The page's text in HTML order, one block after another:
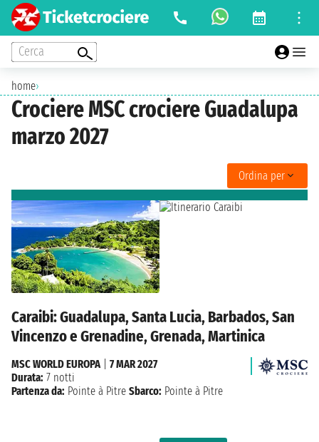
Cerca
home›
Crociere MSC crociere Guadalupa
marzo 2027
Ordina per
Caraibi: Guadalupa, Santa Lucia, Barbados, San
Vincenzo e Grenadine, Grenada, Martinica
MSC WORLD EUROPA
7 MAR 2027
Durata: 7 notti
Partenza da: Pointe à Pitre Sbarco: Pointe à Pitre